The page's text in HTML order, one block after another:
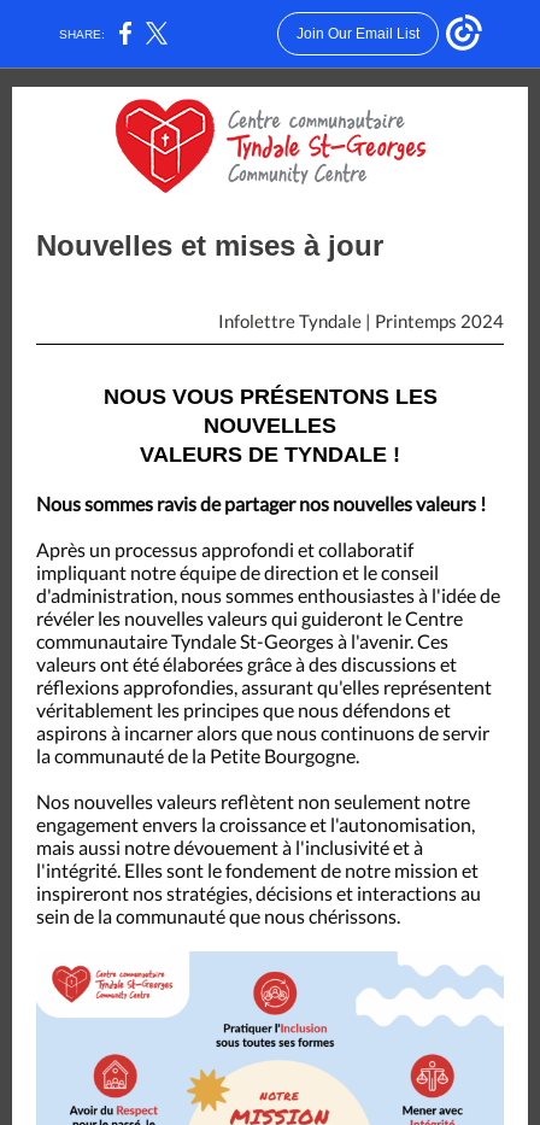
SHARE: Join Our Email List
Nouvelles et mises à jour
Infolettre Tyndale | Printemps 2024
NOUS VOUS PRÉSENTONS LES
NOUVELLES
VALEURS DE TYNDALE !
Nous sommes ravis de partager nos nouvelles valeurs !
Après un processus approfondi et collaboratif
impliquant notre équipe de direction et le conseil
d'administration, nous sommes enthousiastes à l'idée de
révéler les nouvelles valeurs qui guideront le Centre
communautaire Tyndale St-Georges à l'avenir. Ces
valeurs ont été élaborées grâce à des discussions et
réflexions approfondies, assurant qu'elles représentent
véritablement les principes que nous défendons et
aspirons à incarner alors que nous continuons de servir
la communauté de la Petite Bourgogne.
Nos nouvelles valeurs reflètent non seulement notre
engagement envers la croissance et l'autonomisation,
mais aussi notre dévouement à l'inclusivité et à
l'intégrité. Elles sont le fondement de notre mission et
inspireront nos stratégies, décisions et interactions au
sein de la communauté que nous chérissons.